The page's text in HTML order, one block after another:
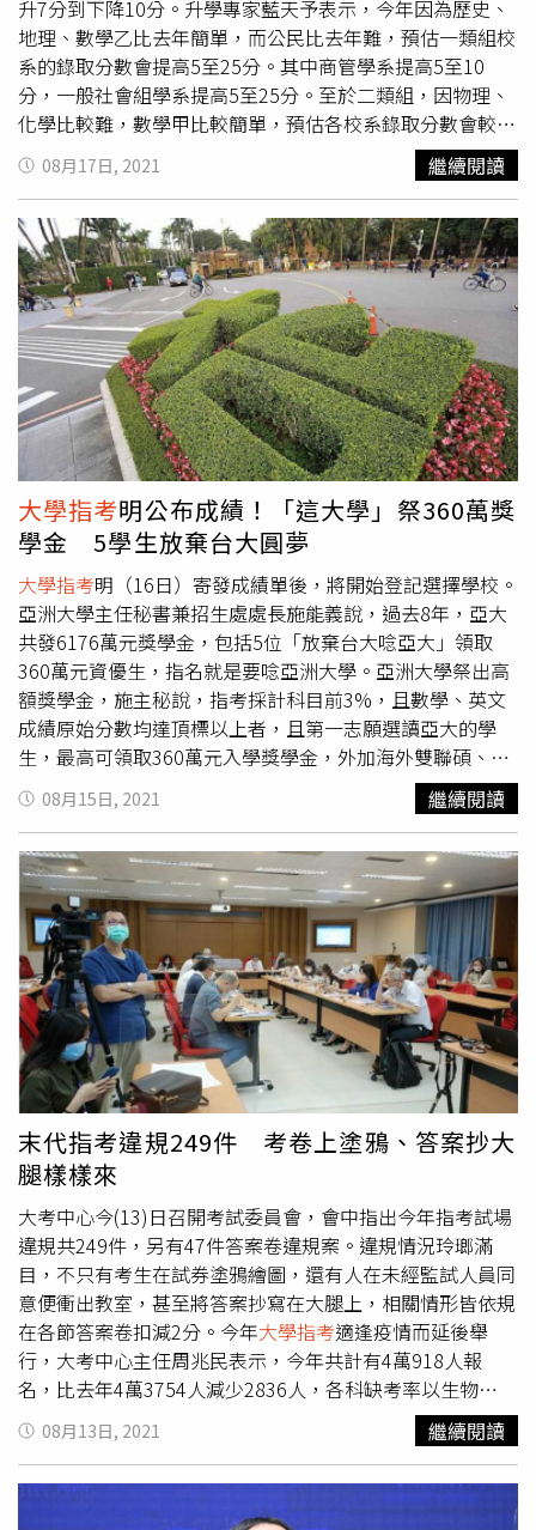
升7分到下降10分。升學專家藍天予表示，今年因為歷史、
地理、數學乙比去年簡單，而公民比去年難，預估一類組校
系的錄取分數會提高5至25分。其中商管學系提高5至10
分，一般社會組學系提高5至25分。至於二類組，因物理、
化學比較難，數學甲比較簡單，預估各校系錄取分數會較去
年降5至10分。藍天予預估，今年台大電機系錄取分數約
416分，比去年的421.3分降5.3分。藍天予說，三類組校系
錄取分數比較特別，因為理、化偏難，錄取分數應該要降
低；但許多系的招生名額增加很多，所以錄取分數會下降。
預估三類組校系的錄取分數，會比去年多7分到少10分。他
表示，今年台大醫學系自費、陽明醫學系自費的錄取分數約
為449分、440分，比去年高6.75分、4.05分；但像中國醫
大醫學系、慈濟醫學系自費，因為招生名額增加，所以今年
錄取分數分數會下降。他推測，今年要進各大學醫學系自費
至少要412分、公費要410分。藍天予預估，今年要進台大
一類組至少要411分、二類組要362分、進清大、交大、成
大的二類組學系，至少331分；進中央、中興、中山及中正
等大學的二類組學系，至少304分。樂學網則分析，頂尖大
學選才大搬風，自然組和社會組界線變模糊不再選邊站，如
台大公衛採分組招生，首度增加社會組學生；政大金融學系
則增設自然組，是否會影響科系錄取分數排名也值得關注。
08月17日, 2021 繼續閱讀
大學指考明公布成績！「這大學」祭360萬獎
學金 5學生放棄台大圓夢
大學指考明（16日）寄發成績單後，將開始登記選擇學校。
亞洲大學主任秘書兼招生處處長施能義說，過去8年，亞大
共發6176萬元獎學金，包括5位「放棄台大唸亞大」領取
360萬元資優生，指名就是要唸亞洲大學。亞洲大學祭出高
額獎學金，施主秘說，指考採計科目前3%，且數學、英文
成績原始分數均達頂標以上者，且第一志願選讀亞大的學
生，最高可領取360萬元入學獎學金，外加海外雙聯碩、博
士助學金最高120萬元，合計可領480萬元獎學金。至今已
有5位領取360萬元，3位領取160萬元獎學金；領8萬到120
萬元獎學金的同學超過百位，不少同學原先都可唸頂尖國立
大學，但他們選擇亞大，運用獎學金圓夢。（圖／亞洲大學
提供）來自台北市的高同學，去年指考時，可進台清交等第
一志願，卻選擇亞大生物資訊與醫學工程學系，領取360萬
元獎學金。他說，很高興能到有潛力的國際化綜合大學的亞
大就讀；在亞大唸了一年，沈浸在美麗校園中，將會利用這
筆獎學金追逐自己的夢想。今年大學指考適逢疫情而延後舉
行，大考中心主任周兆民表示，今年共計有4萬918人報
名，比去年4萬3754人減少2836人，各科缺考率以生物
10.43％最高。至於試場違規則有249件，較去年200件增加
49件，其中沒有攜帶有效證件有104件、占41.77％，屬所
有違規案件中最多，比去年增加6件。
08月15日, 2021 繼續閱讀
末代指考違規249件 考卷上塗鴉、答案抄大
腿樣樣來
大考中心今(13)日召開考試委員會，會中指出今年指考試場
違規共249件，另有47件答案卷違規案。違規情況玲瑯滿
目，不只有考生在試券塗鴉繪圖，還有人在未經監試人員同
意便衝出教室，甚至將答案抄寫在大腿上，相關情形皆依規
在各節答案卷扣減2分。今年大學指考適逢疫情而延後舉
行，大考中心主任周兆民表示，今年共計有4萬918人報
名，比去年4萬3754人減少2836人，各科缺考率以生物
10.43％最高。至於試場違規則有249件，較去年200件增加
49件，其中沒有攜帶有效證件有104件、占41.77％，屬所
有違規案件中最多，比去年增加6件。至於違規情況，今年
仍有不少考生在非選擇題答案卷上繪圖，大考中心閱卷組提
08月13日, 2021 繼續閱讀